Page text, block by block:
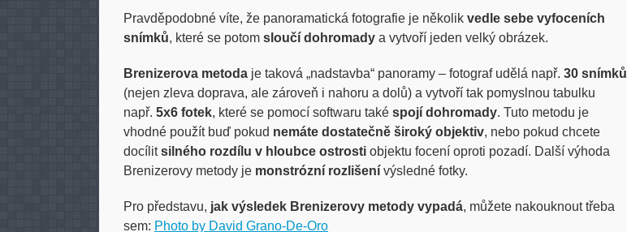
Pravděpodobné víte, že panoramatická fotografie je několik vedle sebe vyfoceních
snímků, které se potom sloučí dohromady a vytvoří jeden velký obrázek.
Brenizerova metoda je taková „nadstavba“ panoramy – fotograf udělá např. 30 snímků
(nejen zleva doprava, ale zároveň i nahoru a dolů) a vytvoří tak pomyslnou tabulku
např. 5x6 fotek, které se pomocí softwaru také spojí dohromady. Tuto metodu je
vhodné použít buď pokud nemáte dostatečně široký objektiv, nebo pokud chcete
docílitsilného rozdílu v hloubce ostrosti objektu focení oproti pozadí. Další výhoda
Brenizerovy metody je monstrózní rozlišení výsledné fotky.
Pro představu, jak výsledek Brenizerovy metody vypadá, můžete nakouknout třeba
sem: Photo by David Grano-De-Oro